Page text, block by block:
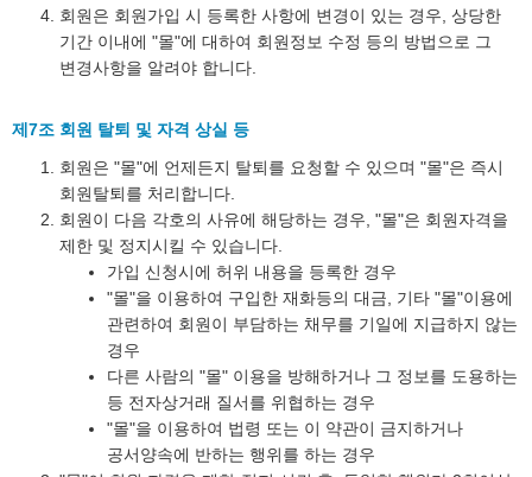
회원은 회원가입 시 등록한 사항에 변경이 있는 경우, 상당한
기간 이내에 "몰"에 대하여 회원정보 수정 등의 방법으로 그
변경사항을 알려야 합니다.
제7조 회원 탈퇴 및 자격 상실 등
회원은 "몰"에 언제든지 탈퇴를 요청할 수 있으며 "몰"은 즉시
회원탈퇴를 처리합니다.
회원이 다음 각호의 사유에 해당하는 경우, "몰"은 회원자격을
제한 및 정지시킬 수 있습니다.
가입 신청시에 허위 내용을 등록한 경우
"몰"을 이용하여 구입한 재화등의 대금, 기타 "몰"이용에
관련하여 회원이 부담하는 채무를 기일에 지급하지 않는
경우
다른 사람의 "몰" 이용을 방해하거나 그 정보를 도용하는
등 전자상거래 질서를 위협하는 경우
"몰"을 이용하여 법령 또는 이 약관이 금지하거나
공서양속에 반하는 행위를 하는 경우